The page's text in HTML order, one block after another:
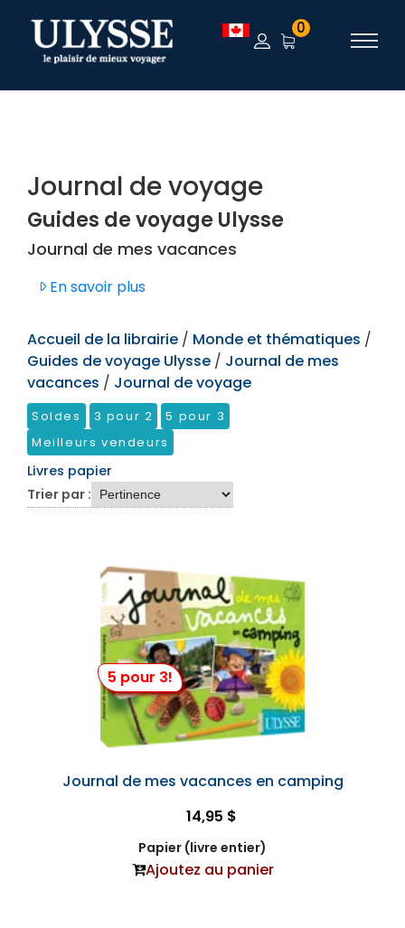
TEST 0
Journal de voyage
Guides de voyage Ulysse
Journal de mes vacances
En savoir plus
Accueil de la librairie / Monde et thématiques /
Guides de voyage Ulysse / Journal de mes
vacances / Journal de voyage
Soldes 3 pour 2
5 pour 3
Meilleurs vendeurs
Livres papier
Trier par :
5 pour 3!
Journal de mes vacances en camping
14,95 $
Papier (livre entier)
Ajoutez au panier